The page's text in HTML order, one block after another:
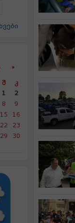
»
Შ
Კ
1
2
8
9
15
16
22
23
29
30